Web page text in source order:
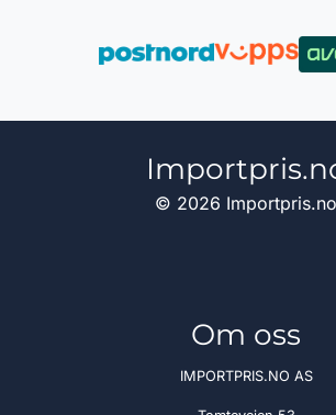
© 2026 Importpris.no
Om oss
IMPORTPRIS.NO AS